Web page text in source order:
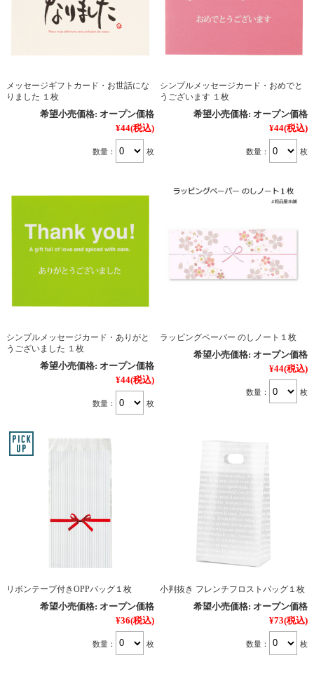
メッセージギフトカード・お世話にな
りました １枚
希望小売価格: オープン価格
¥44(税込)
数量： 枚
シンプルメッセージカード・おめでと
うございます １枚
希望小売価格: オープン価格
¥44(税込)
数量： 枚
シンプルメッセージカード・ありがと
うございました １枚
希望小売価格: オープン価格
¥44(税込)
数量： 枚
ラッピングペーパー のしノート１枚
希望小売価格: オープン価格
¥44(税込)
数量： 枚
リボンテープ付きOPPバッグ１枚
希望小売価格: オープン価格
¥36(税込)
数量： 枚
小判抜き フレンチフロストバッグ１枚
希望小売価格: オープン価格
¥73(税込)
数量： 枚